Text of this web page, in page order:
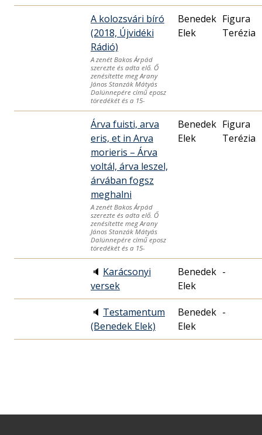
A kolozsvári bíró
(2018, Újvidéki
Rádió)
A zenét Bakos Árpád
szerezte és adta elő. Ő
zenésítette meg Arany
János Stanzák Mátyás
Dalünnepére című eposz
töredékét és a 15-
Benedek
Elek
Figura
Terézia
Árva fuisti, arva
eris, et in Arva
morieris – Árva
voltál, árva leszel,
árvában fogsz
meghalni
A zenét Bakos Árpád
szerezte és adta elő. Ő
zenésítette meg Arany
János Stanzák Mátyás
Dalünnepére című eposz
töredékét és a 15-
Benedek
Elek
Figura
Terézia
🔈 Karácsonyi
versek
Benedek
Elek
-
🔈 Testamentum
(Benedek Elek)
Benedek
Elek
-